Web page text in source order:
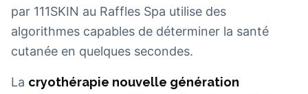
par 111SKIN au Raffles Spa utilise des
algorithmes capables de déterminer la santé
cutanée en quelques secondes.
La cryothérapie nouvelle génération